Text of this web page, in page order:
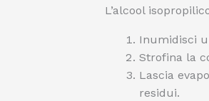
L’alcool
Inumidisci
Strofina la
Lascia
residui.